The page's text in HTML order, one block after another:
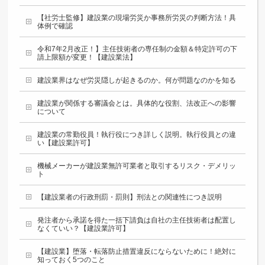
【社労士監修】建設業の現場労災か事務所労災の判断方法！具
体例で確認
令和7年2月改正！】主任技術者の専任制の金額＆特定許可の下
請上限額が変更！【建設業法】
建設業界はなぜ労災隠しが起きるのか。何が問題なのかを知る
建設業が関係する審議会とは。具体的な役割、法改正への影響
について
建設業の常勤役員！執行役につき詳しく説明。執行役員との違
い【建設業許可】
機械メーカーが建設業無許可業者と取引するリスク・デメリッ
ト
【建設業者の行政刑罰・罰則】刑法との関連性につき説明
発注者から承諾を得た一括下請負は自社の主任技術者は配置し
なくていい？【建設業許可】
【建設業】堕落・転落防止措置違反にならないために！絶対に
知っておく5つのこと